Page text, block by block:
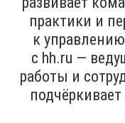
практики и
к
с hh.ru —
работы и